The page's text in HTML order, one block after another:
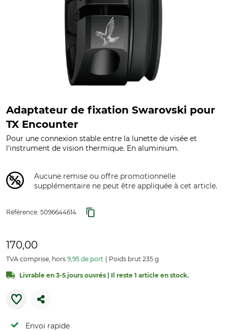
Adaptateur de fixation Swarovski pour
TX Encounter
Pour une connexion stable entre la lunette de visée et
l'instrument de vision thermique. En aluminium.
Aucune remise ou offre promotionnelle
supplémentaire ne peut être appliquée à cet article.
Référence: 5096644614
170,00
TVA comprise, hors 9,95 de port Poids brut 235 g
Livrable en 3-5 jours ouvrés | Il reste 1 article en stock.
Envoi rapide